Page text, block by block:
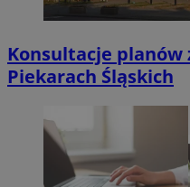
Konsultacje planów
Piekarach Śląskich